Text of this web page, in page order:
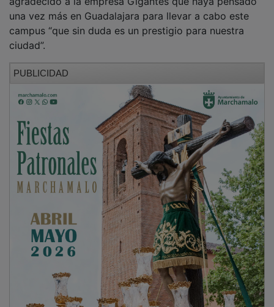
una vez más en Guadalajara para llevar a cabo este
campus “que sin duda es un prestigio para nuestra
ciudad”.